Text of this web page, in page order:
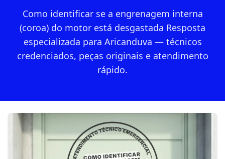
Como identificar se a engrenagem interna
(coroa) do motor está desgastada Resposta
especializada para Aricanduva — técnicos
credenciados, peças originais e atendimento
rápido.